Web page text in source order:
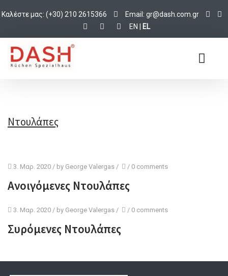
Καλέστε μας: (+30) 210 2615366 Email: rg.mo
c.hsa
d@rg
EN
EL
Ντουλάπες
3. Μαρ. 2020 / by George Valergas / / 0 comments
Ανοιγόμενες Ντουλάπες
3. Μαρ. 2020 / by George Valergas / / 0 comments
Συρόμενες Ντουλάπες